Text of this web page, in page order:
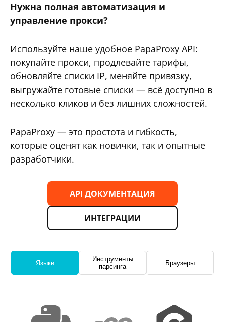
Нужна полная автоматизация и
управление прокси?
Используйте наше удобное PapaProxy API:
покупайте прокси, продлевайте тарифы,
обновляйте списки IP, меняйте привязку,
выгружайте готовые списки — всё доступно в
несколько кликов и без лишних сложностей.
PapaProxy — это простота и гибкость,
которые оценят как новички, так и опытные
разработчики.
API ДОКУМЕНТАЦИЯ
ИНТЕГРАЦИИ
Языки
Инструменты
парсинга
Браузеры